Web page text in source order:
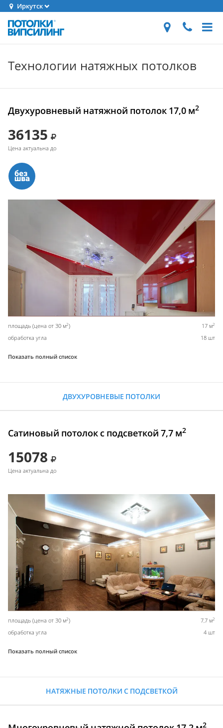
Иркутск
Технологии натяжных потолков
Двухуровневый натяжной потолок 17,0 м2
36135
Цена актуальна до
площадь (цена от 30 м2) 17 м2
обработка угла 18 шт
Показать полный список
ДВУХУРОВНЕВЫЕ ПОТОЛКИ
Сатиновый потолок с подсветкой 7,7 м2
15078
Цена актуальна до
площадь (цена от 30 м2) 7,7 м2
обработка угла 4 шт
Показать полный список
НАТЯЖНЫЕ ПОТОЛКИ С ПОДСВЕТКОЙ
2